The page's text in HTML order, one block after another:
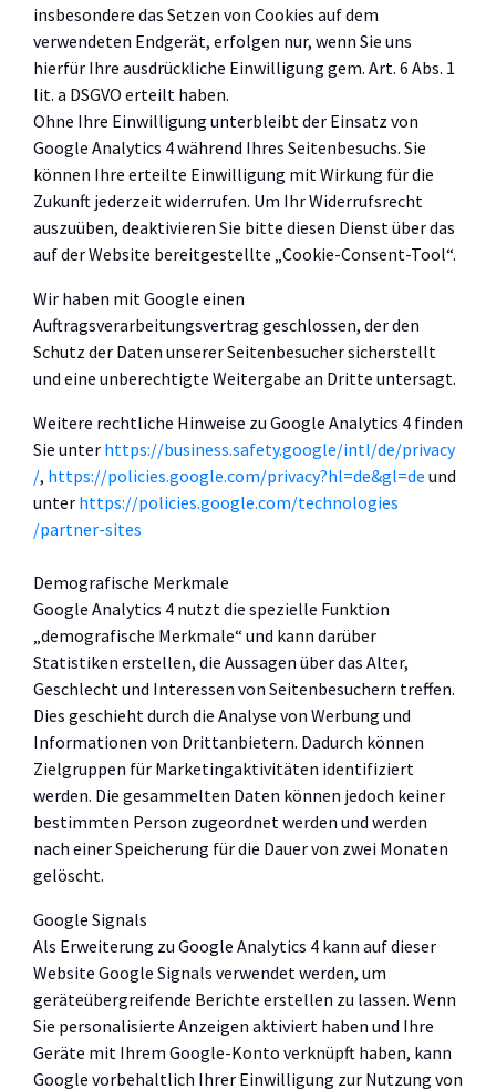
insbesondere das Setzen von Cookies auf dem
verwendeten Endgerät, erfolgen nur, wenn Sie uns
hierfür Ihre ausdrückliche Einwilligung gem. Art. 6 Abs. 1
lit. a DSGVO erteilt haben.
Ohne Ihre Einwilligung unterbleibt der Einsatz von
Google Analytics 4 während Ihres Seitenbesuchs. Sie
können Ihre erteilte Einwilligung mit Wirkung für die
Zukunft jederzeit widerrufen. Um Ihr Widerrufsrecht
auszuüben, deaktivieren Sie bitte diesen Dienst über das
auf der Website bereitgestellte „Cookie-Consent-Tool“.
Wir haben mit Google einen
Auftragsverarbeitungsvertrag geschlossen, der den
Schutz der Daten unserer Seitenbesucher sicherstellt
und eine unberechtigte Weitergabe an Dritte untersagt.
Weitere rechtliche Hinweise zu Google Analytics 4 finden
Sie unter https://business.safety.google/intl/de/privacy
/, https://policies.google.com/privacy?hl=de&gl=de und
unter https://policies.google.com/technologies
/partner-sites
Demografische Merkmale
Google Analytics 4 nutzt die spezielle Funktion
„demografische Merkmale“ und kann darüber
Statistiken erstellen, die Aussagen über das Alter,
Geschlecht und Interessen von Seitenbesuchern treffen.
Dies geschieht durch die Analyse von Werbung und
Informationen von Drittanbietern. Dadurch können
Zielgruppen für Marketingaktivitäten identifiziert
werden. Die gesammelten Daten können jedoch keiner
bestimmten Person zugeordnet werden und werden
nach einer Speicherung für die Dauer von zwei Monaten
gelöscht.
Google Signals
Als Erweiterung zu Google Analytics 4 kann auf dieser
Website Google Signals verwendet werden, um
geräteübergreifende Berichte erstellen zu lassen. Wenn
Sie personalisierte Anzeigen aktiviert haben und Ihre
Geräte mit Ihrem Google-Konto verknüpft haben, kann
Google vorbehaltlich Ihrer Einwilligung zur Nutzung von